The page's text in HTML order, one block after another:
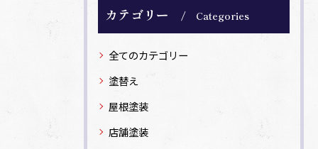
カテゴリー Categories
全てのカテゴリー
塗替え
屋根塗装
店舗塗装